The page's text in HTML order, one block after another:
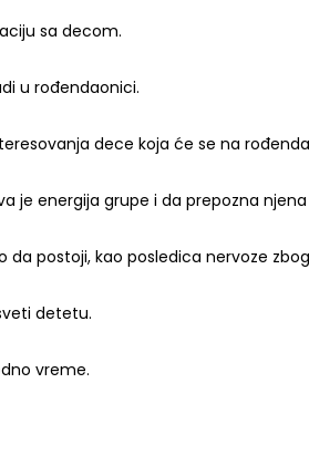
sa decom.
u rođendaonici.
dece koja će se na
je energija grupe i da prepozna
postoji, kao posledica nervoze
detetu.
vreme.